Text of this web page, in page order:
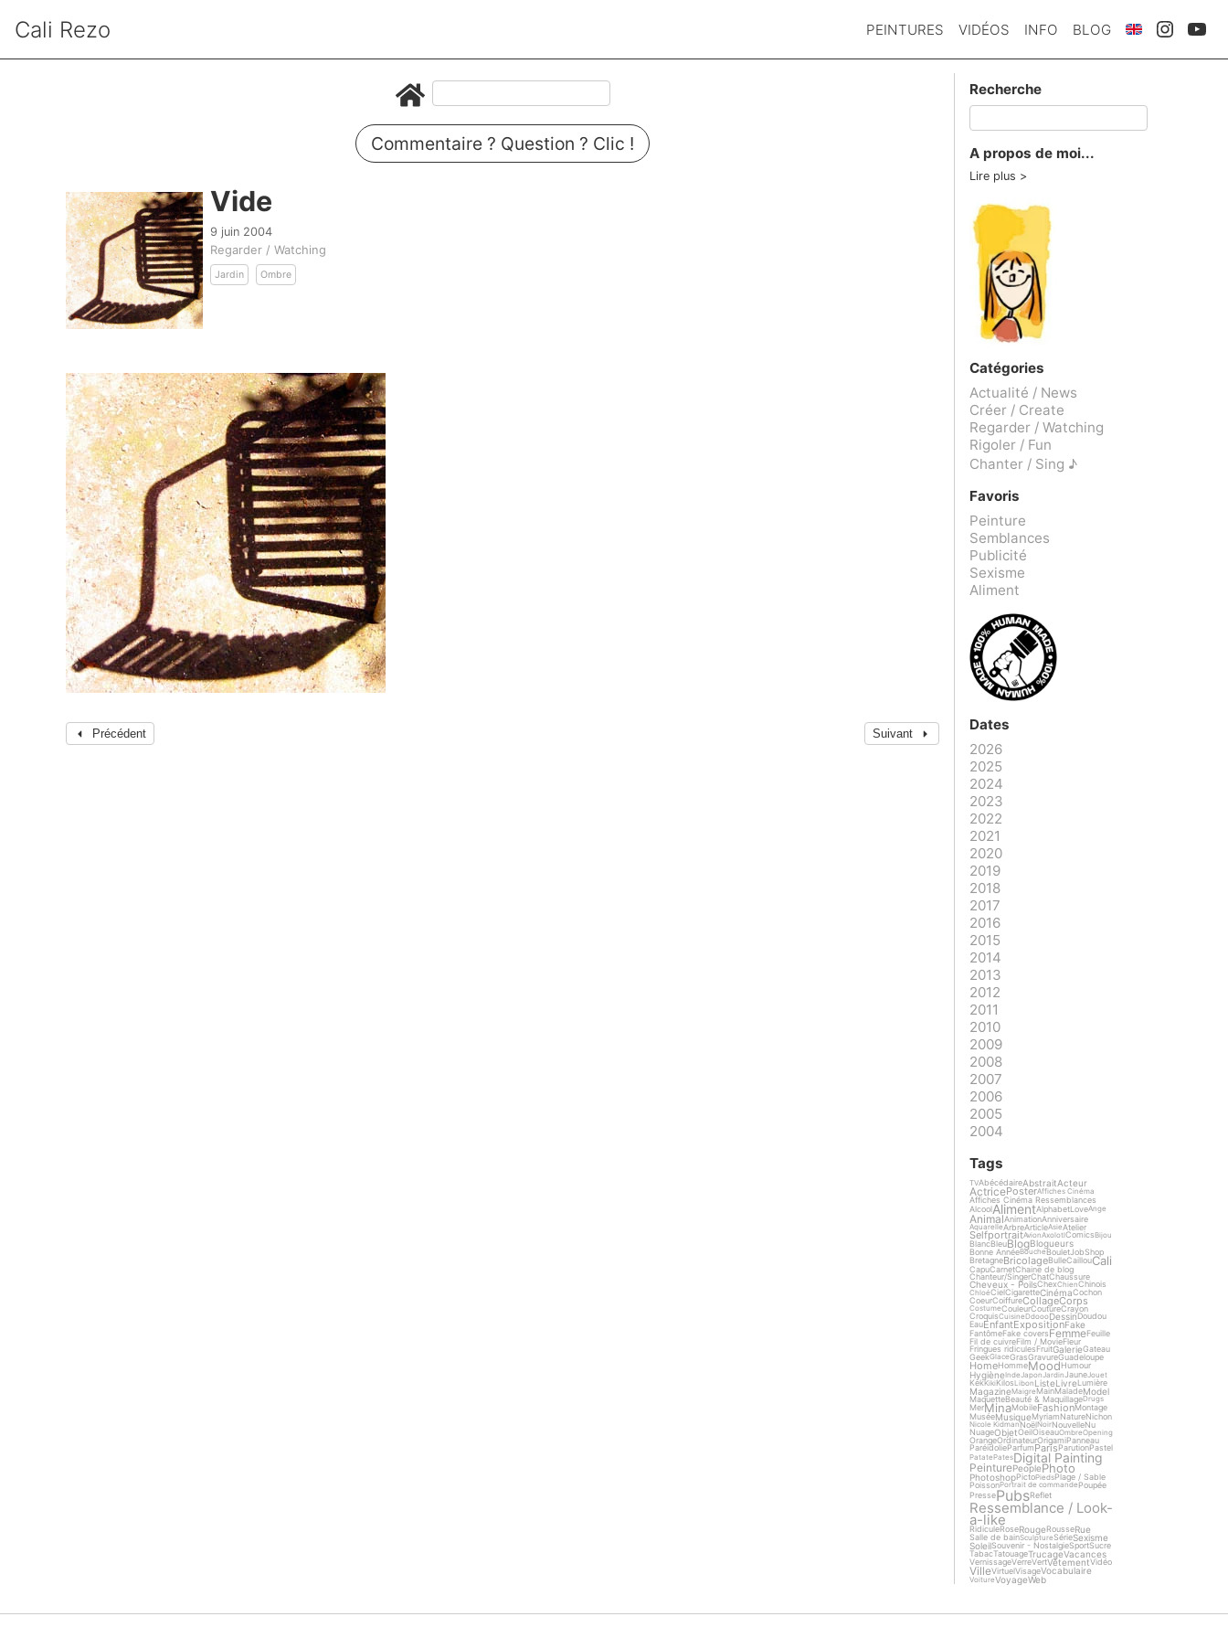
Cali Rezo PEINTURES VIDÉOS INFO BLOG
Commentaire ? Question ? Clic !
Vide
9 juin 2004
Regarder / Watching
Jardin Ombre
Précédent Suivant
Recherche
A propos de moi...
Lire plus
Catégories
Actualité / News
Créer / Create
Regarder / Watching
Rigoler / Fun
Chanter / Sing ♪
Favoris
Peinture
Semblances
Publicité
Sexisme
Aliment
Dates
2026
2025
2024
2023
2022
2021
2020
2019
2018
2017
2016
2015
2014
2013
2012
2011
2010
2009
2008
2007
2006
2005
2004
Tags
TVAbécédaireAbstraitActeur
ActricePosterAffiches Cinéma
Affiches Cinéma Ressemblances
AlcoolAlimentAlphabetLoveAnge
AnimalAnimationAnniversaire
AquarelleArbreArticleAsieAtelier
SelfportraitAvionAxolotlComicsBijou
BlancBleuBlogBlogueurs
Bonne AnnéeBoucheBouletJobShop
BretagneBricolageBulleCaillouCali
CapuCarnetChaine de blog
Chanteur/SingerChatChaussure
Cheveux - PoilsChexChienChinois
ChloéCielCigaretteCinémaCochon
CoeurCoiffureCollageCorps
CostumeCouleurCoutureCrayon
CroquisCuisineDdoooDessinDoudou
EauEnfantExpositionFake
FantômeFake coversFemmeFeuille
Fil de cuivreFilm / MovieFleur
Fringues ridiculesFruitGalerieGateau
GeekGlaceGrasGravureGuadeloupe
HomeHommeMoodHumour
HygièneInde Japon JardinJaune Jouet
KekKikiKilosLibon ListeLivreLumière
MagazineMaigre MainMaladeModel
MaquetteBeauté & MaquillageDrugs
MerMinaMobileFashionMontage
MuséeMusiqueMyriamNatureNichon
Nicole KidmanNoëlNoirNouvelleNu
NuageObjetOeilOiseauOmbreOpening
OrangeOrdinateurOrigamiPanneau
ParéidolieParfumParisParutionPastel
PatatePatesDigital Painting
PeinturePeoplePhoto
PhotoshopPictoPiedsPlage / Sable
PoissonPortrait de commande Poupée
PressePubsReflet
Ressemblance / Look-
a-like
RidiculeRoseRougeRousseRue
Salle de bainSculptureSérieSexisme
SoleilSouvenir - NostalgieSportSucre
TabacTatouageTrucageVacances
VernissageVerreVertVêtementVidéo
VilleVirtuelVisageVocabulaire
VoitureVoyageWeb